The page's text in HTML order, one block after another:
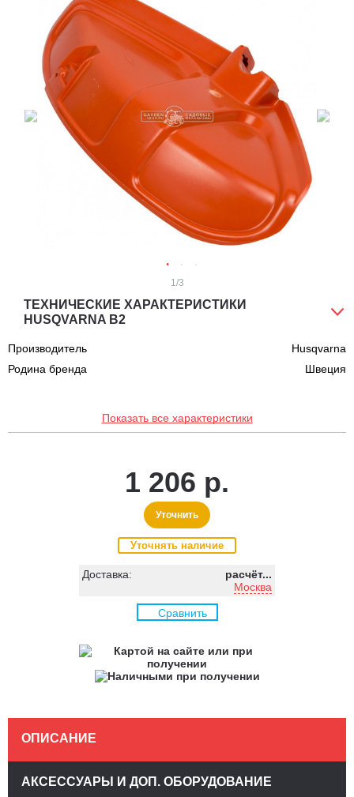
1 /3
ТЕХНИЧЕСКИЕ ХАРАКТЕРИСТИКИ
HUSQVARNA B2
Производитель
Husqvarna
Родина бренда
Швеция
Показать все характеристики
1 206 р.
Уточнить
Уточнять наличие
Доставка:
расчёт...
Москва
Сравнить
ОПИСАНИЕ
АКСЕССУАРЫ И ДОП. ОБОРУДОВАНИЕ